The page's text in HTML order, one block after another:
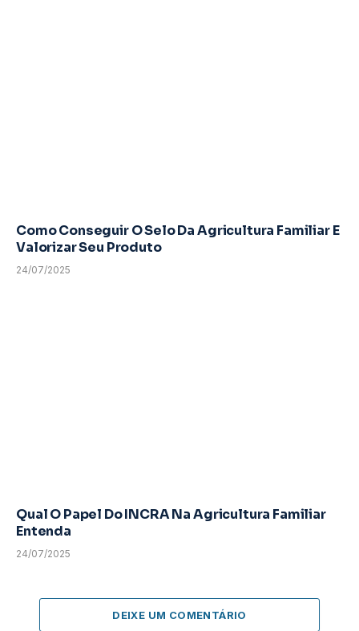
Como Conseguir O Selo Da Agricultura Familiar E
Valorizar Seu Produto
24/07/2025
Qual O Papel Do INCRA Na Agricultura Familiar
Entenda
24/07/2025
DEIXE UM COMENTÁRIO